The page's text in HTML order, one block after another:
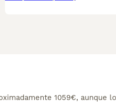
1059€, aunque